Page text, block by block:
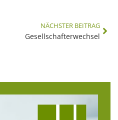
NÄCHSTER BEITRAG
Gesellschafterwechsel